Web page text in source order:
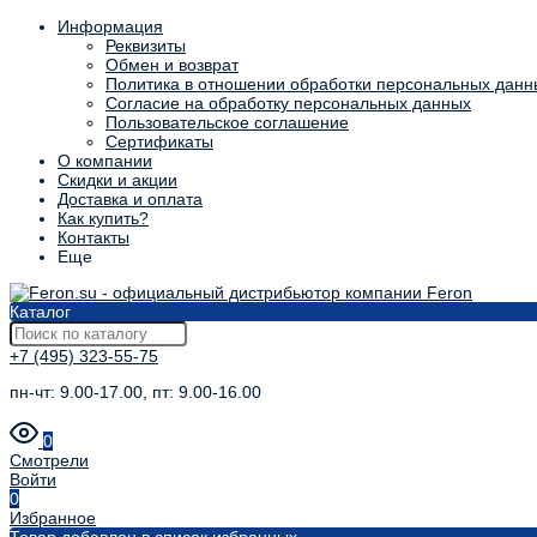
Информация
Реквизиты
Обмен и возврат
Политика в отношении обработки персональных
Согласие на обработку персональных данных
Пользовательское соглашение
Сертификаты
О компании
Скидки и акции
Доставка и оплата
Как купить?
Контакты
Еще
Каталог
+7 (495) 323-55-75
пн-чт: 9.00-17.00, пт: 9.00-16.00
0
Смотрели
Войти
0
Избранное